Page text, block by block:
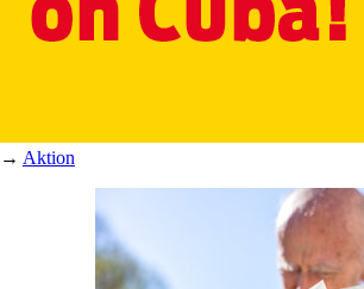
→ Aktion